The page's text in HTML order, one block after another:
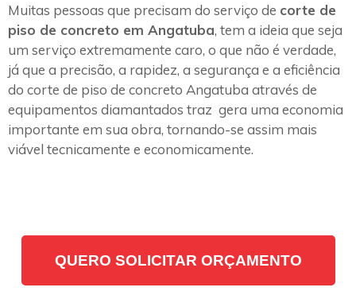
Muitas pessoas que precisam do serviço de corte de
piso de concreto em Angatuba, tem a ideia que seja
um serviço extremamente caro, o que não é verdade,
já que a precisão, a rapidez, a segurança e a eficiência
do corte de piso de concreto Angatuba através de
equipamentos diamantados traz gera uma economia
importante em sua obra, tornando-se assim mais
viável tecnicamente e economicamente.
QUERO SOLICITAR ORÇAMENTO